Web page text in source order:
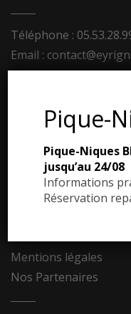
Téléphone :
Email :
Dossier de presse
Communiqués de
Photothèque
Mentions légales
Nos Partenaires
Pique-
Pique-Niques
jusqu’au 24/08
Informations
Réservation